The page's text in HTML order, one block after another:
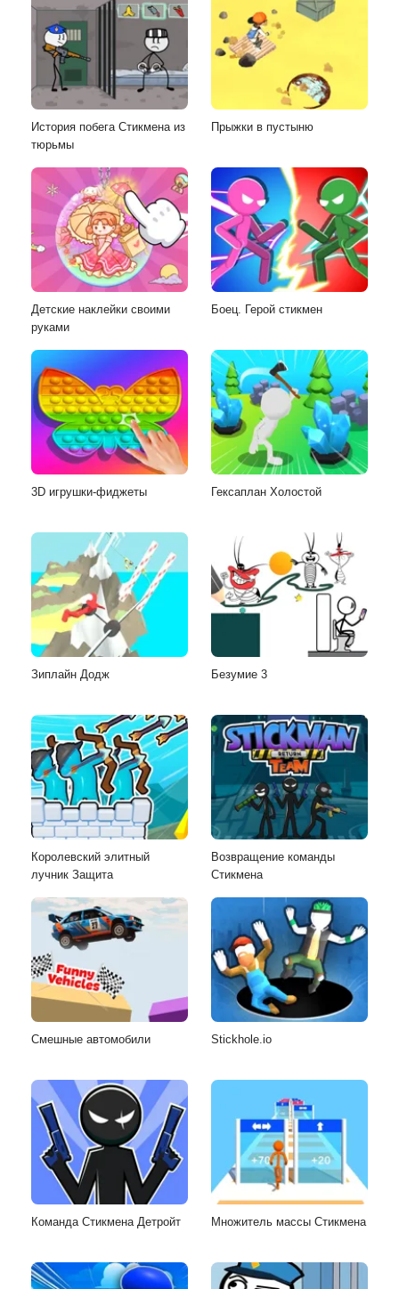
История побега Стикмена из
тюрьмы
Прыжки в пустыню
Детские наклейки своими
руками
Боец. Герой стикмен
3D игрушки-фиджеты Гексаплан Холостой
Зиплайн Додж Безумие 3
Королевский элитный
лучник Защита
Возвращение команды
Стикмена
Смешные автомобили Stickhole.io
Команда Стикмена Детройт Множитель массы Стикмена